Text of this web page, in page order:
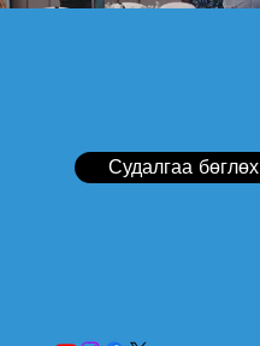
Судалгаа бөглөх